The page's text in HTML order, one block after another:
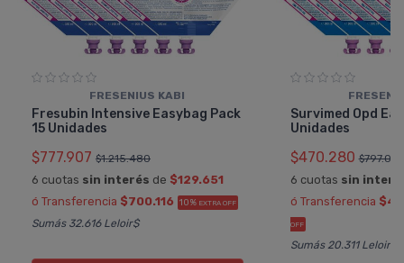
FRESENIUS KABI
Fresubin Intensive Easybag Pack
15 Unidades
$777.907 $1.215.480
6 cuotas sin interés de $129.651
ó Transferencia $700.116 10% EXTRA OFF
Sumás 32.616 Leloir$
Survimed Opd
Unidades
$470.280
6 cuotas sin
ó Transferencia
OFF
Sumás 20.311 Leloir$